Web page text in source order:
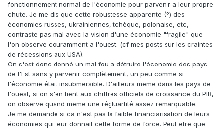
fonctionnement normal de l'économie pour parvenir a leur propre
chute. Je me dis que cette robustesse apparente (?) des
économies russes, ukrainiennes, tchèque, polonaise, etc,
contraste pas mal avec la vision d'une économie "fragile" que
l'on observe couramment a l'ouest. (cf mes posts sur les craintes
de récessions aux USA).
On s'est donc donné un mal fou a détruire l'économie des pays
de l'Est sans y parvenir complètement, un peu comme si
l'économie était insubmersible. D'ailleurs meme dans les pays de
l'ouest, si on s'en tient aux chiffres officiels de croissance du PIB,
on observe quand meme une régluartité assez remarquable.
Je me demande si ca n'est pas la faible financiarisation de leurs
économies qui leur donnait cette forme de force. Peut etre que